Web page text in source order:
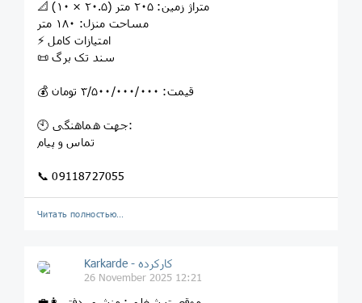
📐 متراژ زمین: ۲۰۵ متر (۲۰.۵ × ۱۰)
مساحت منزل: ۱۸۰ متر
📜 سند تک برگ
💰 قیمت: ۳/۵۰۰/۰۰۰/۰۰۰ تومان
🕙 جهت هماهنگی:
تماس و پیام
📞 09118727055
Читать полностью…
Karkarde - کارکرده
26 November 2025 12:21